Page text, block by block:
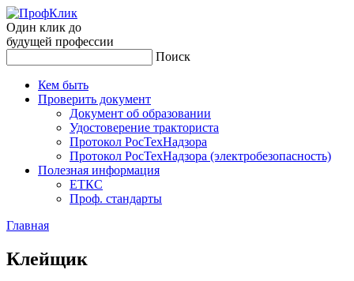
Один клик до
будущей профессии
Поиск
Кем быть
Проверить документ
Документ об образовании
Удостоверение тракториста
Протокол РосТехНадзора
Протокол РосТехНадзора (электробезопасность)
Полезная информация
ЕТКС
Проф. стандарты
Главная
Клей­щик